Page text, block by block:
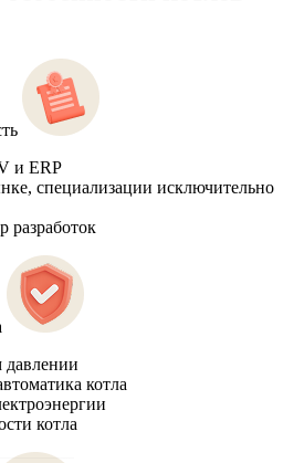
и ERP
специализации исключительно
разработок
давлении
котла
котла